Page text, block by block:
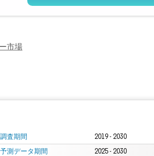
市場
調査期間 2019 - 2030
予測データ期間 2025 - 2030